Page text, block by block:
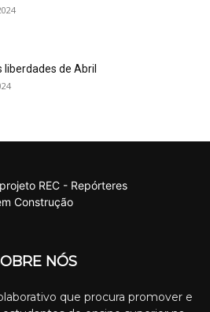
liberdades de Abril
NÓS
que procura promover e